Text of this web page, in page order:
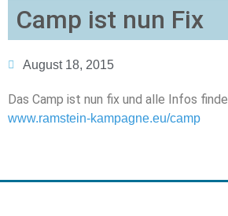
Camp ist nun Fix
August 18, 2015
Das Camp ist nun fix und alle Infos
www.ramstein-kampagne.eu/camp